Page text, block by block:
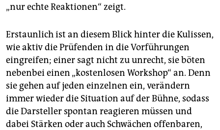
„nur echte Reaktionen“ zeigt.
Erstaunlich ist an diesem Blick hinter die Kulissen,
wie aktiv die Prüfenden in die Vorführungen
eingreifen; einer sagt nicht zu unrecht, sie böten
nebenbei einen „kostenlosen Workshop“ an. Denn
sie gehen auf jeden einzelnen ein, verändern
immer wieder die Situation auf der Bühne, sodass
die Darsteller spontan reagieren müssen und
dabei Stärken oder auch Schwächen offenbaren,